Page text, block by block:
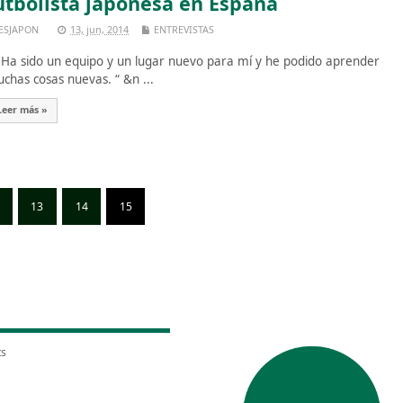
13, jun, 2014 ENTREVISTAS
sido un equipo y un lugar nuevo para mí y he podido aprender
cosas nuevas. “ &n ...
más »
13 14 15